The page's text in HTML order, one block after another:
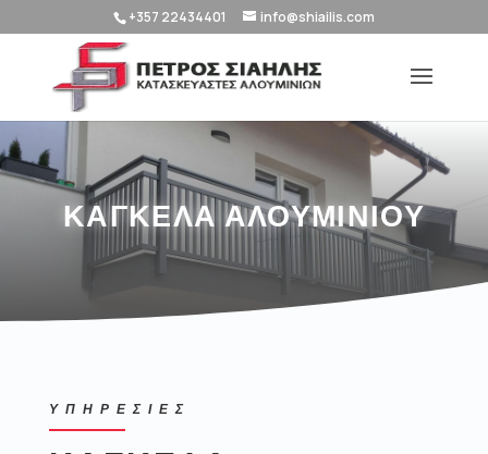
+357 22434401 info@shiailis.com
ΚΑΓΚΕΛΑ ΑΛΟΥΜΙΝΙΟΥ
ΥΠΗΡΕΣΙΕΣ